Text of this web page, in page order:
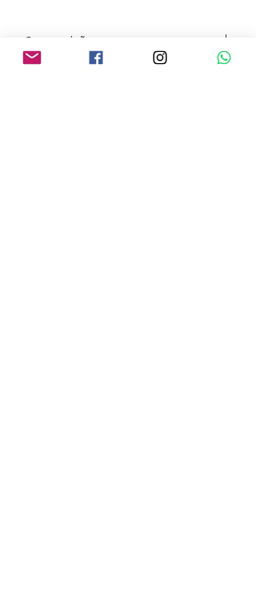
Composição
85% Poliamida (Nylon 6.6)